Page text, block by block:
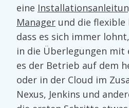
eine
Manager und die
dass es sich immer
in die Überlegungen mit
es der Betrieb auf dem
oder in der Cloud im
Nexus, Jenkins und